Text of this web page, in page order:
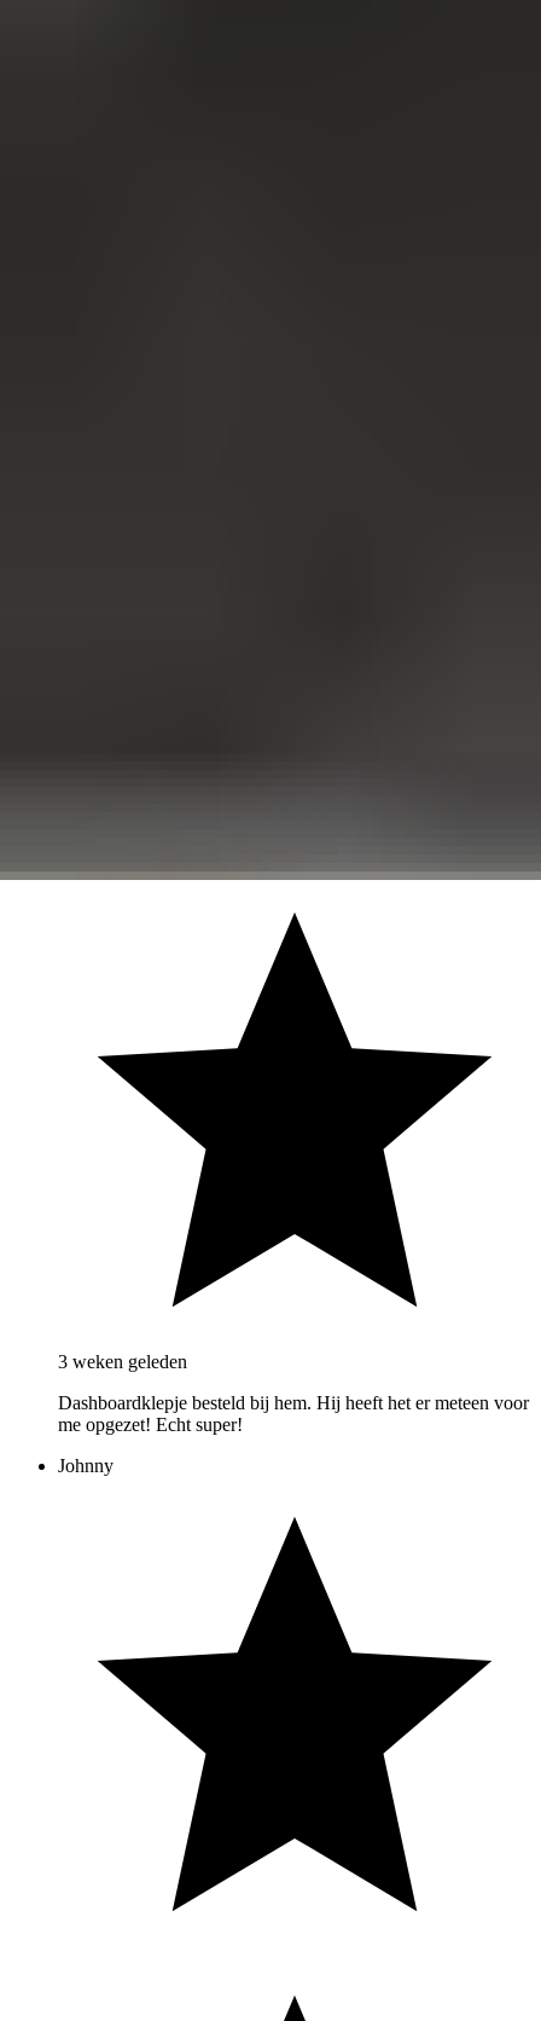
3 weken geleden
Dashboardklepje besteld bij hem. Hij heeft het er meteen voor
me opgezet! Echt super!
Johnny